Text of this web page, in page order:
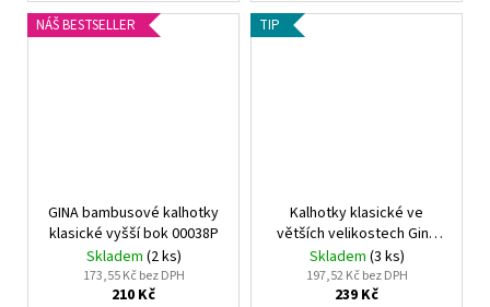
NÁŠ BESTSELLER
GINA bambusové kalhotky
klasické vyšší bok 00038P
Skladem (2 ks)
173,55 Kč bez DPH
210 Kč
TIP
Kalhotky klasické ve
větších velikostech Gina
01001P
Skladem (3 ks)
197,52 Kč bez DPH
239 Kč